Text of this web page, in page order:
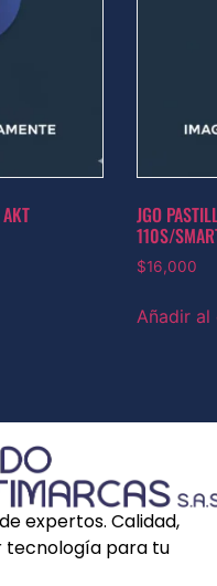
JGO
110S/
$16,000
Añadir al
expertos. Calidad,
tecnología para tu